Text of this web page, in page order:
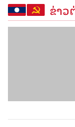
ຂ່າວ